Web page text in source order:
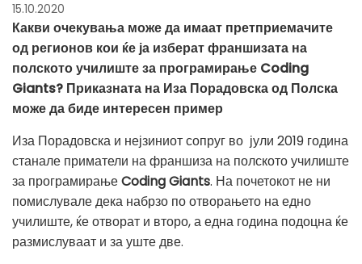
15.10.2020
Какви очекувања може да имаат претприемачите
од регионов кои ќе ја изберат франшизата на
полското училиште за програмирање Coding
Giants? Приказната на Иза Порадовска од Полска
може да биде интересен пример
Иза Порадовска и нејзиниот сопруг во јули 2019 година
станале приматели на франшиза на полското училиште
за програмирањеCoding Giants. На почетокот не ни
помислувале дека набрзо по отворањето на едно
училиште, ќе отворат и второ, а една година подоцна ќе
размислуваат и за уште две.